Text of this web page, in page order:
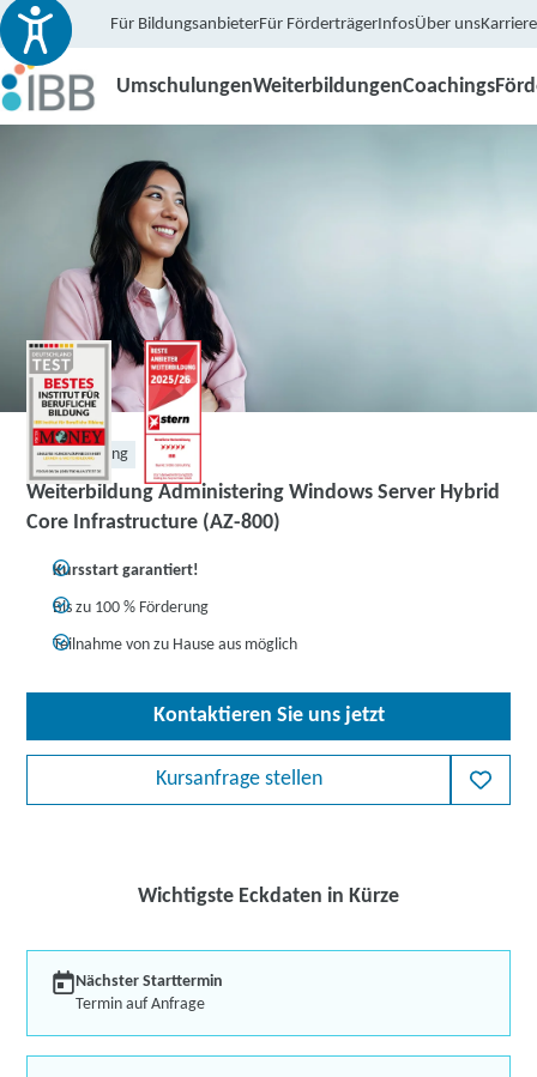
Für BildungsanbieterFür FörderträgerInfosÜber unsKarriere
UmschulungenWeiterbildungenCoachings
Weiterbildung
Weiterbildung Administering Windows Server Hybrid
Core Infrastructure (AZ-800)
Kursstart garantiert!
Bis zu 100 % Förderung
Teilnahme von zu Hause aus möglich
Kontaktieren Sie uns jetzt
Kursanfrage stellen
Wichtigste Eckdaten in Kürze
Nächster Starttermin
Termin auf Anfrage